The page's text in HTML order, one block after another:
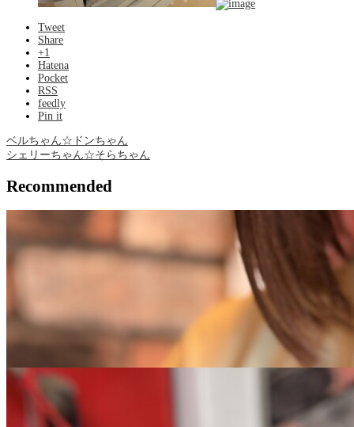
Tweet
Share
+1
Hatena
Pocket
RSS
feedly
Pin it
ベルちゃん☆ドンちゃん
シェリーちゃん☆そらちゃん
Recommended